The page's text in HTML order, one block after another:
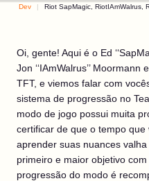
Dev Riot SapMagic, RiotIAmWalrus,
Oi, gente! Aqui é o Ed
Jon ‘‘IAmWalrus’’
TFT, e viemos falar com
sistema de progressão no
modo de jogo possui muita
certificar de que o tempo
aprender suas nuances
primeiro e maior objetivo
progressão do modo é